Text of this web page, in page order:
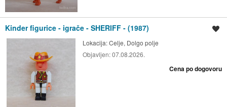
Kinder figurice - igrače - SHERIFF - (1987)
Lokacija:Celje, Dolgo polje
Objavljen:07.08.2026.
Cena po dogovoru